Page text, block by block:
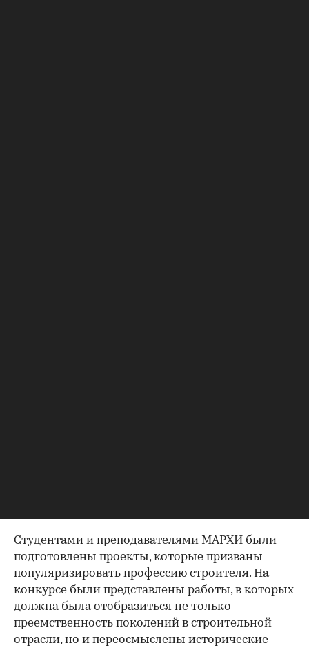
Студентами и преподавателями МАРХИ были
подготовлены проекты, которые призваны
популяризировать профессию строителя. На
конкурсе были представлены работы, в которых
должна была отобразиться не только
преемственность поколений в строительной
отрасли, но и переосмыслены исторические